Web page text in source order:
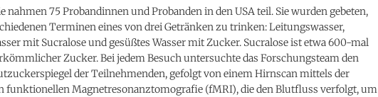
nahmen 75 Probandinnen und Probanden in den USA teil. Sie wurden gebeten,
Terminen eines von drei Getränken zu trinken: Leitungswasser,
mit Sucralose und gesüßtes Wasser mit Zucker. Sucralose ist etwa 600-mal
Zucker. Bei jedem Besuch untersuchte das Forschungsteam den
der Teilnehmenden, gefolgt von einem Hirnscan mittels der
funktionellen Magnetresonanztomografie (fMRI), die den Blutfluss verfolgt, um